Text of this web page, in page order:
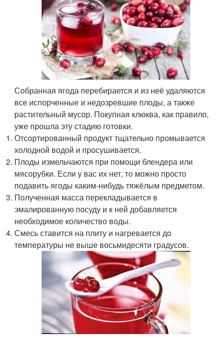
Собранная ягода перебирается и из неё удаляются
все испорченные и недозревшие плоды, а также
растительный мусор. Покупная клюква, как правило,
уже прошла эту стадию готовки.
Отсортированный продукт тщательно промывается
холодной водой и просушивается.
Плоды измельчаются при помощи блендера или
мясорубки. Если у вас их нет, то можно просто
подавить ягоды каким-нибудь тяжёлым предметом.
Полученная масса перекладывается в
эмалированную посуду и к ней добавляется
необходимое количество воды.
Смесь ставится на плиту и нагревается до
температуры не выше восьмидесяти градусов.